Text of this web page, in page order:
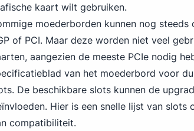
kaart wilt gebruiken.
moederborden kunnen nog
of PCI. Maar deze worden niet veel
aangezien de meeste PCIe nodig
van het moederbord voor
De beschikbare slots kunnen de
Hier is een snelle lijst van
compatibiliteit.